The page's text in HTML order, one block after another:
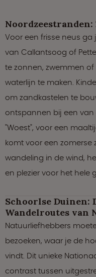
Voor een frisse neus
van Callantsoog of
te zonnen, zwemmen
waterlijn te maken.
om zandkastelen te
ontspannen bij een van
"Woest", voor een
komt voor een
wandeling in de wind,
en plezier voor het hele
Schoorlse Duinen:
Wandelroutes van
Natuurliefhebbers
bezoeken, waar je de
vindt. Dit unieke
contrast tussen